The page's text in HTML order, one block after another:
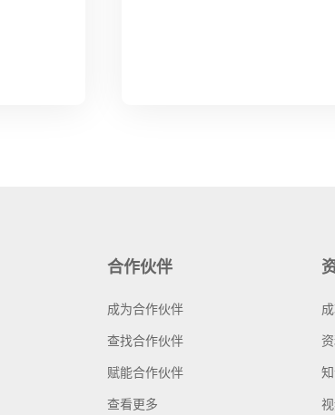
合作伙伴
成为合作伙伴
查找合作伙伴
赋能合作伙伴
查看更多